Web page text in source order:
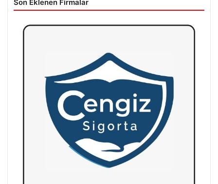
Son Eklenen Firmalar